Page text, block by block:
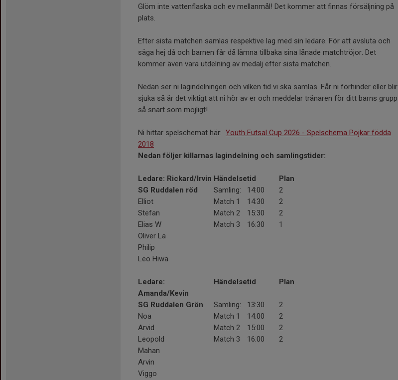
Glöm inte vattenflaska och ev mellanmål! Det kommer att finnas försäljning på
plats.
Efter sista matchen samlas respektive lag med sin ledare. För att avsluta och
säga hej då och barnen får då lämna tillbaka sina lånade matchtröjor. Det
kommer även vara utdelning av medalj efter sista matchen.
Nedan ser ni lagindelningen och vilken tid vi ska samlas. Får ni förhinder eller blir
sjuka så är det viktigt att ni hör av er och meddelar tränaren för ditt barns grupp
så snart som möjligt!
Ni hittar spelschemat här: Youth Futsal Cup 2026 - Spelschema Pojkar födda
2018
Nedan följer killarnas lagindelning och samlingstider:
Ledare: Rickard/Irvin Händelsetid
Plan
SG Ruddalen röd
Samling: 14:00
2
Elliot
Match 1 14:30
2
Stefan
Match 2 15:30
2
Elias W
Match 3 16:30
1
Oliver La
Philip
Leo Hiwa
Ledare:
Amanda/Kevin
Händelsetid Plan
SG Ruddalen Grön Samling: 13:30
2
Noa
Match 1 14:00
2
Arvid
Match 2 15:00
2
Leopold
Match 3 16:00
2
Mahan
Arvin
Viggo